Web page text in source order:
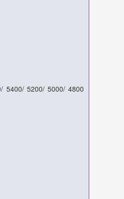
5400/ 5200/ 5000/ 4800